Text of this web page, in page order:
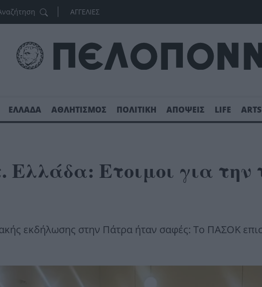
ΑΓΓΕΛΙΕΣ
ΕΛΛΑΔΑ ΑΘΛΗΤΙΣΜΟΣ ΠΟΛΙΤΙΚΗ ΑΠΟΨΕΙΣ LIFE ARTS
Ετοιμοι για την
εκδήλωσης στην Πάτρα ήταν σαφές: Το ΠΑΣΟΚ